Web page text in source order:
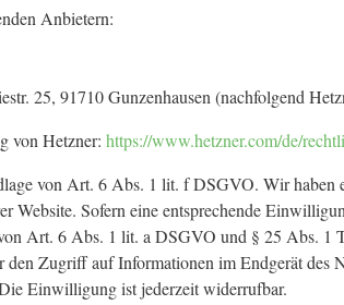
Anbietern:
25, 91710 Gunzenhausen (nachfolgend
von Hetzner: https://www.hetzner.com/de/
von Art. 6 Abs. 1 lit. f DSGVO. Wir haben
Website. Sofern eine entsprechende
Art. 6 Abs. 1 lit. a DSGVO und § 25 Abs. 1
Zugriff auf Informationen im Endgerät des
Einwilligung ist jederzeit widerrufbar.